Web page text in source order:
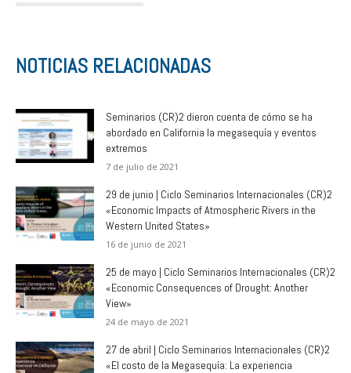
NOTICIAS RELACIONADAS
Seminarios (CR)2 dieron cuenta de cómo se ha
abordado en California la megasequía y eventos
extremos
7 de julio de 2021
29 de junio | Ciclo Seminarios Internacionales (CR)2
«Economic Impacts of Atmospheric Rivers in the
Western United States»
16 de junio de 2021
25 de mayo | Ciclo Seminarios Internacionales (CR)2
«Economic Consequences of Drought: Another
View»
24 de mayo de 2021
27 de abril | Ciclo Seminarios Internacionales (CR)2
«El costo de la Megasequía: La experiencia